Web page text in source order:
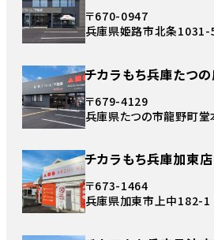
〒670-0947
兵庫県姫路市北条1031-
チカラもち兵庫たつ
〒679-4129
兵庫県たつの市龍野町
チカラもち兵庫加東店
〒673-1464
兵庫県加東市上中182-1